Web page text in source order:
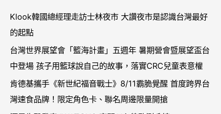
Klook韓國總經理走訪士林夜市 大讚夜市是認識台灣最好
的起點
台灣世界展望會「籃海計畫」五週年 暑期營會暨展望盃台
中登場 孩子用籃球說自己的故事，落實CRC兒童表意權
肯德基攜手《新世紀福音戰士》8/11霸脆覺醒 首度跨界台
灣速食品牌！限定角色卡、聯名周邊限量開搶